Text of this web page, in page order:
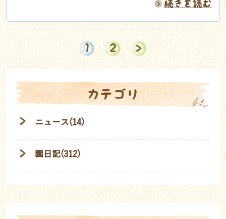
続きを読む
1 2
カテゴリ
ニュース(14)
園日記(312)